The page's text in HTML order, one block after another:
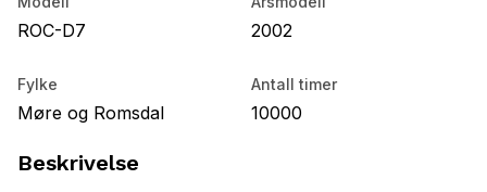
ROC-D7 2002
Fylke
Møre og Romsdal
Antall timer
10000
Beskrivelse